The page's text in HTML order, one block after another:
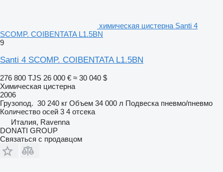
химическая цистерна Santi 4
SCOMP. COIBENTATA L1.5BN
9
Santi 4 SCOMP. COIBENTATA L1.5BN
276 800 TJS 26 000 € ≈ 30 040 $
Химическая цистерна
2006
Грузопод. 30 240 кг Объем 34 000 л Подвеска пневмо/пневмо
Количество осей 3 4 отсека
Италия, Ravenna
DONATI GROUP
Связаться с продавцом